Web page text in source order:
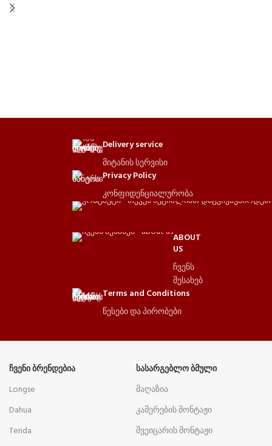
Delivery service
მიტანის სერვისი
Privacy Policy
კონფიდენციალურობა
ABOUT
US
ჩვენს
შესახებ
Terms and Conditions
წესები და პირობები
ᲩᲕᲔᲜᲘ ᲑᲠᲔᲜᲓᲔᲑᲘᲐ
Longse
Dahua
Tenda
ᲡᲐᲡᲐᲠᲒᲔᲑᲚᲝ ᲑᲛᲣᲚᲘ
მაღაზია
კამერების მონტაჟი
შვეიცარის მონტაჟი